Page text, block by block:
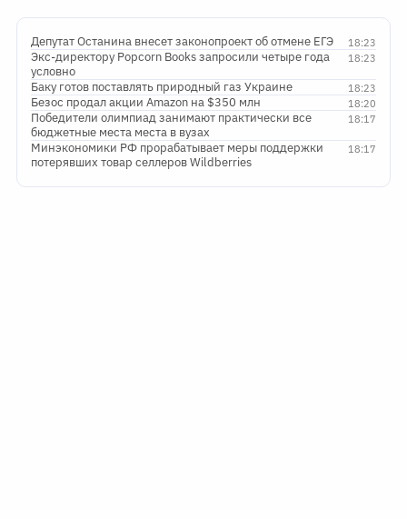
18:23
Депутат Останина внесет законопроект об отмене ЕГЭ
18:23
Экс-директору Popcorn Books запросили четыре года
условно
18:23
Баку готов поставлять природный газ Украине
18:20
Безос продал акции Amazon на $350 млн
18:17
Победители олимпиад занимают практически все
бюджетные места места в вузах
18:17
Минэкономики РФ прорабатывает меры поддержки
потерявших товар селлеров Wildberries